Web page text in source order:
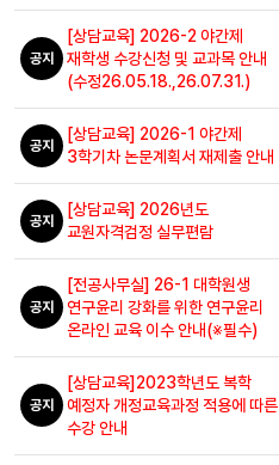
공지
[상담교육] 2026-2 야간제
재학생 수강신청 및 교과목 안내
(수정26.05.18.,26.07.31.)
공지
[상담교육] 2026-1 야간제
3학기차 논문계획서 재제출 안내
공지
[상담교육] 2026년도
교원자격검정 실무편람
공지
[전공사무실] 26-1 대학원생
연구윤리 강화를 위한 연구윤리
온라인 교육 이수 안내(※필수)
공지
[상담교육]2023학년도 복학
예정자 개정교육과정 적용에 따른
수강 안내